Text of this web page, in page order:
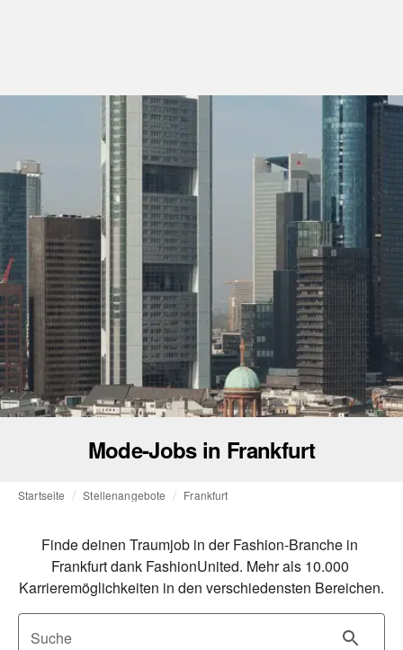
Mode-Jobs in Frankfurt
Startseite Stellenangebote Frankfurt
Finde deinen Traumjob in der Fashion-Branche in
Frankfurt dank FashionUnited. Mehr als 10.000
Karrieremöglichkeiten in den verschiedensten Bereichen.
Suche